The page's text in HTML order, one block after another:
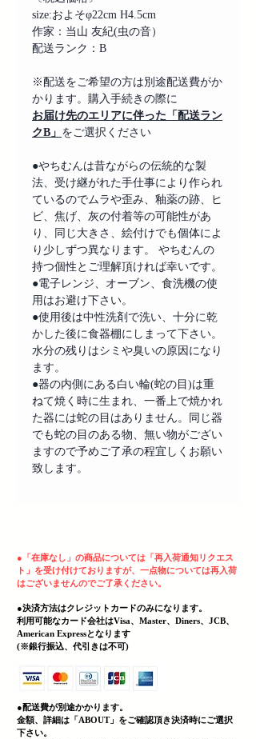
size:およそφ22cm H4.5cm
作家：当山 友紀(虫の音）
配送ランク：B
※配送をご希望の方は別途配送費がか
かります。購入手続きの際に
お届け先のエリアに伴った「配送ラン
クB」 をご選択ください
●やちむんは昔ながらの伝統的な製
法、受け継がれた手仕事により作られ
ているのでムラや歪み、釉薬の跡、ヒ
ビ、焦げ、灰の付着等の可能性があ
り、同じ大きさ、絵付けでも個体によ
り少しずつ異なります。 やちむんの
持つ個性とご理解頂ければ幸いです。
●電子レンジ、オーブン、食洗機の使
用はお避け下さい。
●使用後は中性洗剤で洗い、十分に乾
かした後に食器棚にしまって下さい。
水分の残りはシミや臭いの原因になり
ます。
●器の内側にある白い輪(蛇の目)は重
ねて焼く時に生まれ、一番上で焼かれ
た器には蛇の目はありません。同じ器
でも蛇の目のある物、無い物がござい
ますので予めご了承の程宜しくお願い
致します。
● 「在庫なし」の商品については「再入荷通知リクエス
ト」を受け付けておりますが、一点物については再入荷
はございませんのでご了承ください。
●決済方法はクレジットカードのみになります。
利用可能なカード会社はVisa、Master、Diners、JCB、
American Expressとなります
(​※銀行振込、代引きは不可)
●配送費が別途かかります。
金額、詳細は「 ABOUT」をご確認頂き決済時にご選択
下さい。